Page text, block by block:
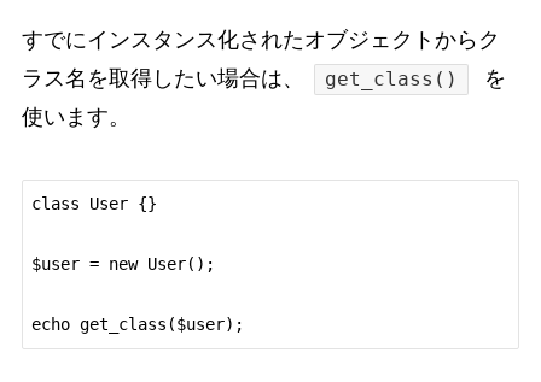
すでにインスタンス化されたオブジェクトからク
ラス名を取得したい場合は、
get_class()
を
使います。
class User {}
$user = new User();